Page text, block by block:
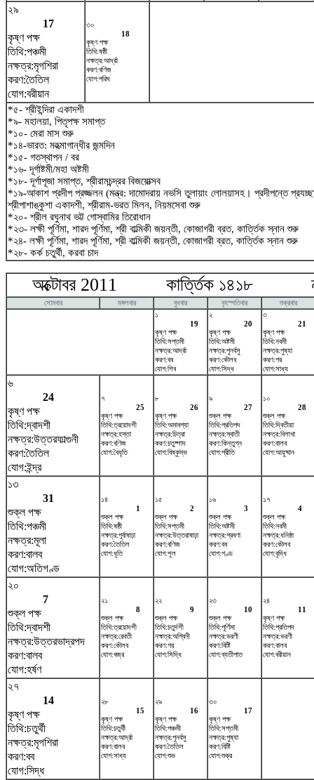
২৯
17
কৃষ্ণ পক্ষ
তিথি:পঞ্চমী
নক্ষত্র:মৃগশিরা
করণ:তৈতিল
যোগ:বরীয়ান
৩০
18
কৃষ্ণ পক্ষ
তিথি:ষষ্ঠী
নক্ষত্র:আর্দ্রা
করণ:বণিজ
যোগ:পরিঘ
*৫- শ্রীইন্দিরা একাদশী
*৯- মহালয়া, পিতৃপক্ষ সমাপ্ত
*১০- মেরা মাস শুরু
*১৪-ভারত: মহত্মাগান্ধীর জন্মদিন
*১৫- গতস্থাপন / বর
*১৬- দূর্গাষ্টমী/মহা অষ্টমী
*১৮- দূর্গাপূজা সমাপ্ত, শ্রীরামচন্দ্রর বিজয়োত্সব
*১৯-আকাশ প্রদীপ প্রজ্জলন (মন্ত্র: দামোদরায় নভসি তুলায়াং লোলয়াসহ। প্রদীপন্তে
শ্রীপাশাঙ্কুশা একাদশী, শ্রীরাম-ভরত মিলন, নিয়মসেবা শুরু
*২০- শ্রীল রঘুনাথ ভট্ট গোস্বামির তিরোধান
*২৩- লক্ষী পূর্ণিমা, শারদ পূর্ণিমা, শ্রী বাল্মিকী জয়ন্তী, কোজাগরী ব্রত, কার্ত্তিক স্নান শুরু
*২৪- লক্ষী পূর্ণিমা, শারদ পূর্ণিমা, শ্রী বাল্মিকী জয়ন্তী, কোজাগরী ব্রত, কার্ত্তিক স্নান শুরু
*২৮- কর্ক চতুর্থী, করবা চাদ
অক্টোবর 2011 কার্ত্তিক ১৪১৮
সোমবার মঙ্গলবার বুধবার বৃহস্পতিবার
শুক্রবার
১
19
কৃষ্ণ পক্ষ
তিথি:সপ্তমী
নক্ষত্র:আর্দ্রা
করণ:বব
যোগ:শিব
২
20
কৃষ্ণ পক্ষ
তিথি:অষ্টমী
নক্ষত্র:পুনর্বসু
করণ:কৌলব
যোগ:সিদ্ধ
৩
21
কৃষ্ণ পক্ষ
তিথি:নবমী
নক্ষত্র:পুষ্যা
করণ:গর
যোগ:সাধ্য
৬
24
কৃষ্ণ পক্ষ
তিথি:দ্বাদশী
নক্ষত্র:উত্তরফাল্গুনী
করণ:তৈতিল
যোগ:ইন্দ্র
৭
25
কৃষ্ণ পক্ষ
তিথি:ত্রয়োদশী
নক্ষত্র:হস্তা
করণ:বণিজ
যোগ:বৈধৃতি
৮
26
কৃষ্ণ পক্ষ
তিথি:অমাবশ্যা
নক্ষত্র:চিত্রা
করণ:চতুষ্পাদ
যোগ:বিষ্কুম্ভ
৯
27
শুক্ল পক্ষ
তিথি:প্রতিপদ
নক্ষত্র:স্বাতী
করণ:কিন্তুগ্ন
যোগ:প্রীতি
১০
28
শুক্ল পক্ষ
তিথি:দ্বিতীয়া
নক্ষত্র:বিশাখা
করণ:বালব
যোগ:আয়ুষ্মান
১৩
31
শুক্ল পক্ষ
তিথি:পঞ্চমী
নক্ষত্র:মূলা
করণ:বালব
যোগ:অতিগণ্ড
১৪
1
শুক্ল পক্ষ
তিথি:ষষ্ঠী
নক্ষত্র:পূর্বাষাঢ়া
করণ:তৈতিল
যোগ:ধৃতি
১৫
2
শুক্ল পক্ষ
তিথি:সপ্তমী
নক্ষত্র:উত্তরাষাঢ়া
করণ:বণিজ
যোগ:শূল
১৬
3
শুক্ল পক্ষ
তিথি:অষ্টমী
নক্ষত্র:শ্রবণা
করণ:বব
যোগ:গণ্ড
১৭
4
শুক্ল পক্ষ
তিথি:নবমী
নক্ষত্র:ধনিষ্ঠা
করণ:কৌলব
যোগ:বৃদ্ধি
২০
7
শুক্ল পক্ষ
তিথি:দ্বাদশী
নক্ষত্র:উত্তরভাদ্রপদ
করণ:বালব
যোগ:হর্ষণ
২১
8
শুক্ল পক্ষ
তিথি:ত্রয়োদশী
নক্ষত্র:রেবতী
করণ:কৌলব
যোগ:বজ্র
২২
9
শুক্ল পক্ষ
তিথি:চতুর্দশী
নক্ষত্র:অশ্বিনী
করণ:গর
যোগ:সিদ্ধি
২৩
10
শুক্ল পক্ষ
তিথি:পূর্ণিমা
নক্ষত্র:ভরণী
করণ:বিষ্টি
যোগ:ব্যতীপাত
২৪
11
কৃষ্ণ পক্ষ
তিথি:প্রতিপদ
নক্ষত্র:ভরণী
করণ:বালব
যোগ:বরীয়ান
২৭
14
কৃষ্ণ পক্ষ
তিথি:চতুর্থী
নক্ষত্র:মৃগশিরা
করণ:বব
যোগ:সিদ্ধ
২৮
15
কৃষ্ণ পক্ষ
তিথি:চতুর্থী
নক্ষত্র:আর্দ্রা
করণ:বালব
যোগ:সাধ্য
২৯
16
কৃষ্ণ পক্ষ
তিথি:পঞ্চমী
নক্ষত্র:পুনর্বসু
করণ:তৈতিল
যোগ:শুভ
৩০
17
কৃষ্ণ পক্ষ
তিথি:সপ্তমী
নক্ষত্র:পুষ্যা
করণ:বিষ্টি
যোগ:শুক্র